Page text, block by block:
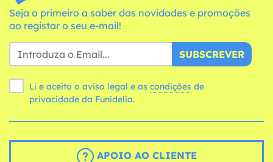
Seja o primeiro a saber das novidades e promoções
ao registar o seu e-mail!
SUBSCREVER
Li e aceito o aviso legal e as condições
privacidade da Funidelia.
APOIO AO CLIENTE